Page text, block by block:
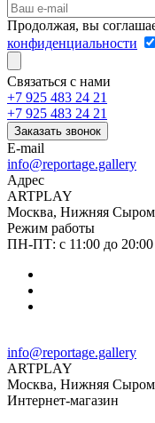
Продолжая, вы
конфиденциальности
Связаться с нами
+7 925 483 24 21
+7 925 483 24 21
Заказать звонок
E-mail
info@reportage.gallery
Адрес
ARTPLAY
Москва, Нижняя
Режим работы
ПН-ПТ: с 11:00 до 20:00
info@reportage.gallery
ARTPLAY
Москва, Нижняя
Интернет-магазин